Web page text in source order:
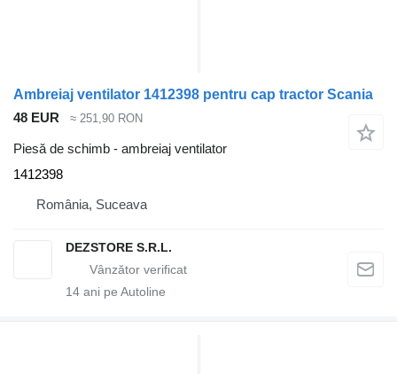
Ambreiaj ventilator 1412398 pentru cap tractor Scania
48 EUR
≈ 251,90 RON
Piesă de schimb - ambreiaj ventilator
1412398
România, Suceava
DEZSTORE S.R.L.
14 ani pe Autoline